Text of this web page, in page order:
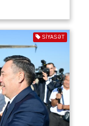
SIYASƏT